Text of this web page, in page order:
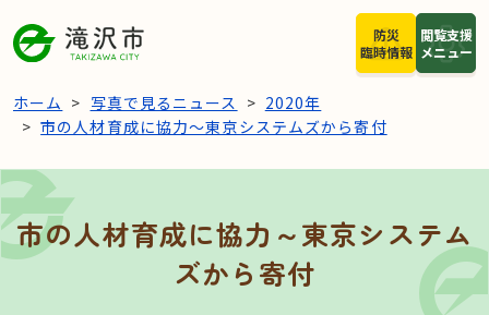
閲覧支援
メニュー
防災
臨時情報
ホーム 写真で見るニュース
2020年
市の人材育成に協力～東京システムズから寄付
市の人材育成に協力～東京システム
ズから寄付